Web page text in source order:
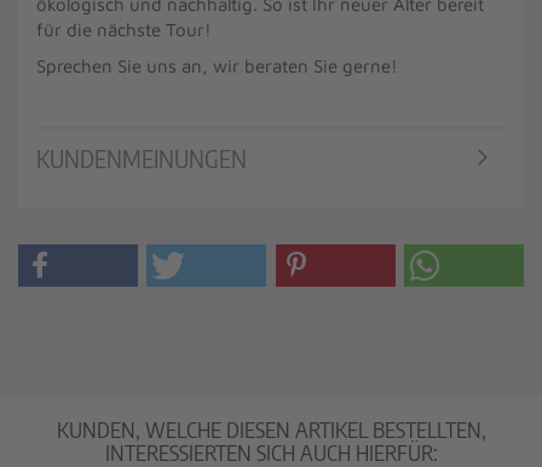
für die nächste Tour!
Sprechen Sie uns an, wir beraten Sie gerne!
KUNDENMEINUNGEN
KUNDEN, WELCHE DIESEN ARTIKEL BESTELLTEN,
INTERESSIERTEN SICH AUCH HIERFÜR: